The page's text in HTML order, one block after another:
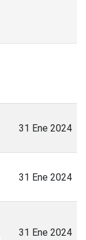
31 Ene 2024
31 Ene 2024
31 Ene 2024